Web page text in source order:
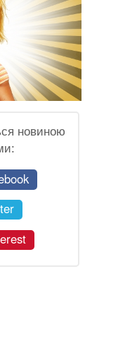
новиною